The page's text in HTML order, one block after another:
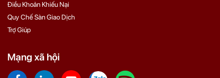
Điều Khoản Khiếu Nại
Quy Chế Sàn Giao Dịch
Trợ Giúp
Mạng xã hội